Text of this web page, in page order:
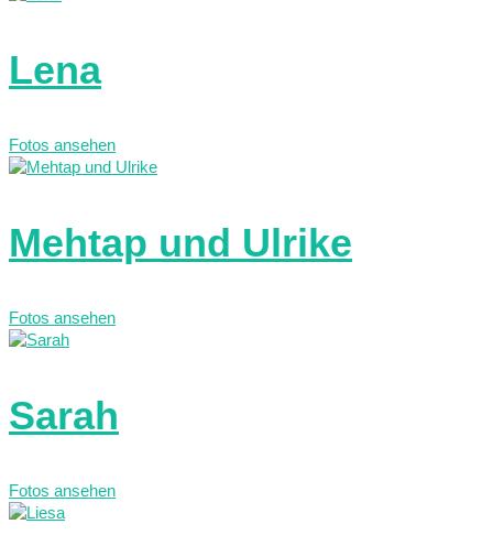
Lena
Fotos ansehen
Mehtap und Ulrike
Fotos ansehen
Sarah
Fotos ansehen